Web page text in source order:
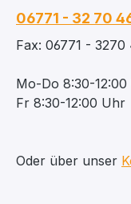
06771 - 32 70
Fax: 06771 - 3270
Mo-Do 8:30-
Fr 8:30-12:00 Uhr
Oder über unser